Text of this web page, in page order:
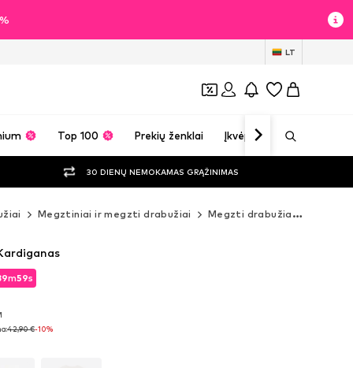
LT
Top 100 Prekių ženklai Įkvėpimas
30 DIENŲ NEMOKAMAS GRĄŽINIMAS
Megztiniai ir megzti drabužiai Megzti drabužiai
m57s
42,90 €-10%
m57s